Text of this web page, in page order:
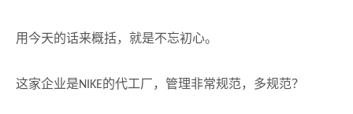
用今天的话来概括，就是不忘初心。
这家企业是NIKE的代工厂，管理非常规范，多规范？